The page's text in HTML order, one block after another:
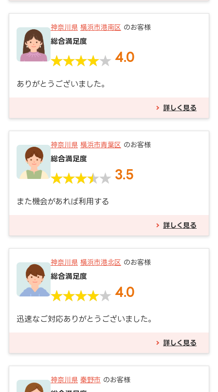
神奈川県 横浜市港南区 のお客様
総合満足度
4.0
ありがとうございました。
詳しく見る
神奈川県 横浜市青葉区 のお客様
総合満足度
3.5
また機会があれば利用する
詳しく見る
神奈川県 横浜市港北区 のお客様
総合満足度
4.0
迅速なご対応ありがとうございました。
詳しく見る
神奈川県 秦野市 のお客様